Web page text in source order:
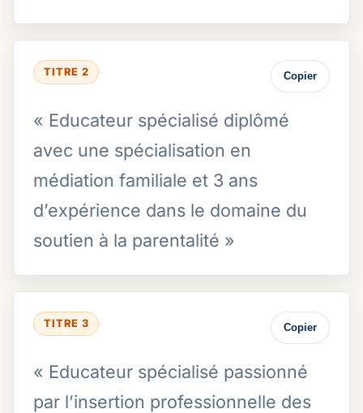
TITRE 2 Copier
« Educateur spécialisé diplômé
avec une spécialisation en
médiation familiale et 3 ans
d’expérience dans le domaine du
soutien à la parentalité »
TITRE 3 Copier
« Educateur spécialisé passionné
par l’insertion professionnelle des